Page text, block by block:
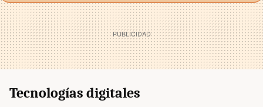
Tecnologías digitales